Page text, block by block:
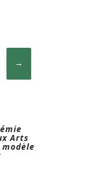
Arts
modèle